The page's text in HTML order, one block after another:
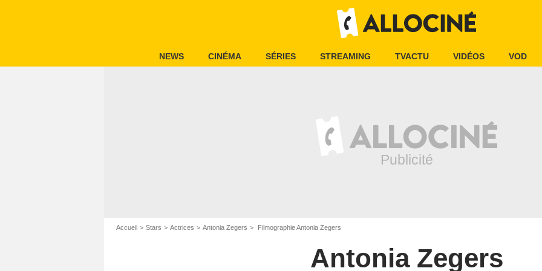
NEWS CINÉMA SÉRIES STREAMING TVACTU VIDÉOS VOD
Accueil Stars Actrices Antonia Zegers Filmographie Antonia Zegers
Antonia Zegers